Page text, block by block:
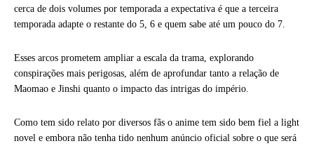
cerca de dois volumes por temporada a expectativa é que a terceira
temporada adapte o restante do 5, 6 e quem sabe até um pouco do 7.
Esses arcos prometem ampliar a escala da trama, explorando
conspirações mais perigosas, além de aprofundar tanto a relação de
Maomao e Jinshi quanto o impacto das intrigas do império.
Como tem sido relato por diversos fãs o anime tem sido bem fiel a light
novel e embora não tenha tido nenhum anúncio oficial sobre o que será